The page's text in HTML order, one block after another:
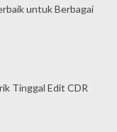
untuk Berbagai
Tinggal Edit CDR